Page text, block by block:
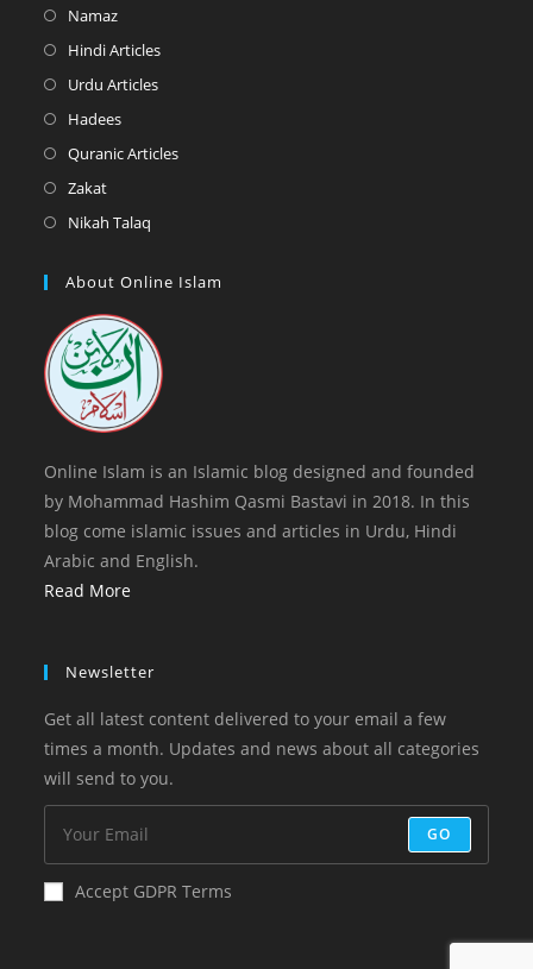
a
tab
NamazOpens
in
tab
Hindi ArticlesOpens
tab
Urdu ArticlesOpens
a
HadeesOpens
in
tab
Quranic ArticlesOpens
tab
ZakatOpens
in
new
Nikah Talaq
a
tab
About Online Islam
Online Islam is an Islamic blog designed and founded
by Mohammad Hashim Qasmi Bastavi in 2018. In this
blog come islamic issues and articles in Urdu, Hindi
Arabic and English.
Read More
Newsletter
Get all latest content delivered to your email a few
times a month. Updates and news about all categories
will send to you.
GO
Accept GDPR Terms